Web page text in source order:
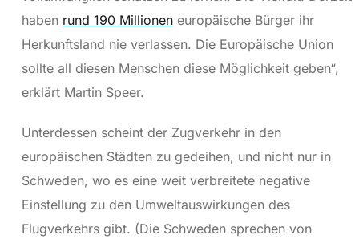
haben rund 190 Millioneneuropäische Bürger ihr
Herkunftsland nie verlassen. Die Europäische Union
sollte all diesen Menschen diese Möglichkeit geben“,
erklärt Martin Speer.
Unterdessen scheint der Zugverkehr in den
europäischen Städten zu gedeihen, und nicht nur in
Schweden, wo es eine weit verbreitete negative
Einstellung zu den Umweltauswirkungen des
Flugverkehrs gibt. (Die Schweden sprechen von